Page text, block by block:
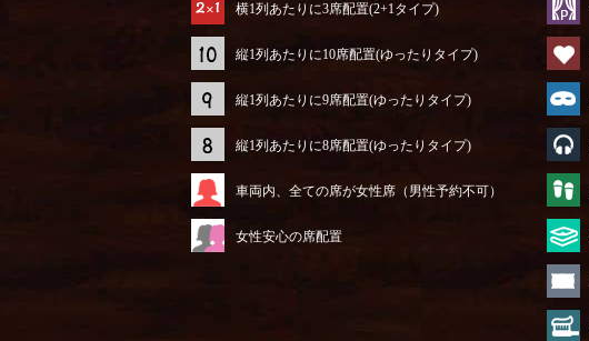
横1列あたりに3席配置(2+1タイプ)
縦1列あたりに10席配置(ゆったりタイプ)
縦1列あたりに9席配置(ゆったりタイプ)
縦1列あたりに8席配置(ゆったりタイプ)
車両内、全ての席が女性席（男性予約不可）
女性安心の席配置